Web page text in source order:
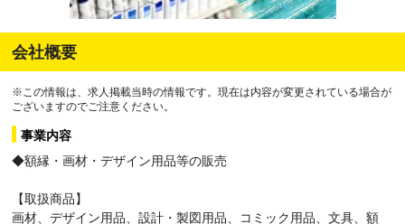
会社概要
※この情報は、求人掲載当時の情報です。現在は内容が変更されている場合が
ございますのでご注意ください。
事業内容
◆額縁・画材・デザイン用品等の販売
【取扱商品】
画材、デザイン用品、設計・製図用品、コミック用品、文具、額